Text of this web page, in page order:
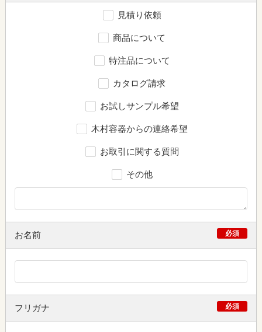
見積り依頼
商品について
特注品について
カタログ請求
お試しサンプル希望
木村容器からの連絡希望
お取引に関する質問
その他
お名前 必須
フリガナ 必須